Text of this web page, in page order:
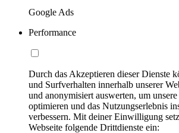
Google Ads
Performance
Durch das Akzeptieren dieser Dienste
und Surfverhalten innerhalb unserer
und anonymisiert auswerten, um unsere
optimieren und das Nutzungserlebnis
verbessern. Mit deiner Einwilligung
Webseite folgende Drittdienste ein: